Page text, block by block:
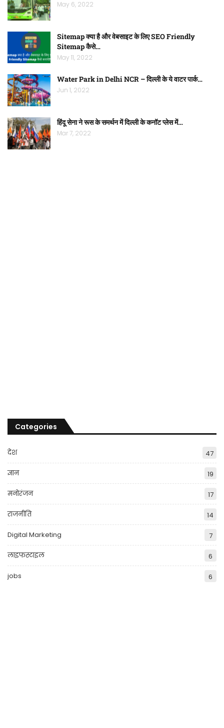
May 6, 2022
Sitemap क्या है और वेबसाइट के लिए SEO Friendly
Sitemap कैसे…
May 11, 2022
Water Park in Delhi NCR – दिल्ली के ये वाटर पार्क…
Jun 1, 2022
हिंदू सेना ने रूस के समर्थन में दिल्ली के कनॉट प्लेस में…
Mar 7, 2022
Categories
देश 47
ज्ञान 19
मनोरंजन 17
राजनीति 14
Digital Marketing 7
लाइफस्टाइल 6
jobs 6